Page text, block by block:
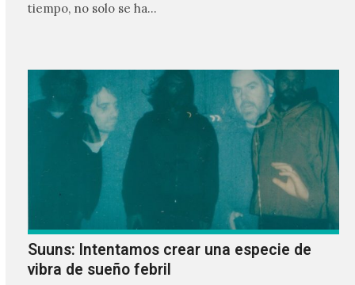
tiempo, no solo se ha…
Suuns: Intentamos crear una especie de
vibra de sueño febril